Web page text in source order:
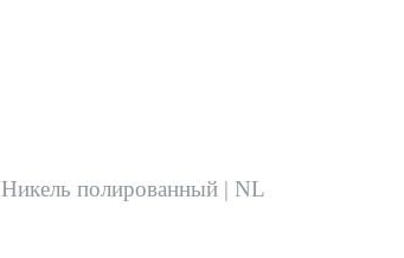
Никель полированный | NL